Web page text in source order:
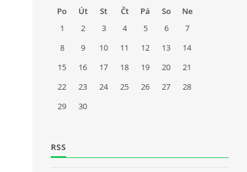
Po
Út St Čt Pá So
Ne
1
2 3 4 5 6
7
8
9 10 11 12 13
14
15
16 17 18 19 20
21
22
23 24 25 26 27
28
29
30
RSS